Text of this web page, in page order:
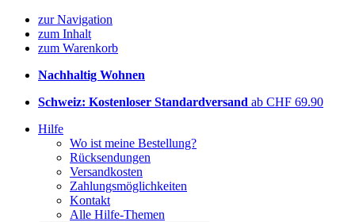
zur Navigation
zum Inhalt
zum Warenkorb
Nachhaltig Wohnen
Schweiz: Kostenloser Standardversand ab CHF 69.90
Hilfe
Wo ist meine Bestellung?
Rücksendungen
Versandkosten
Zahlungsmöglichkeiten
Kontakt
Alle Hilfe-Themen